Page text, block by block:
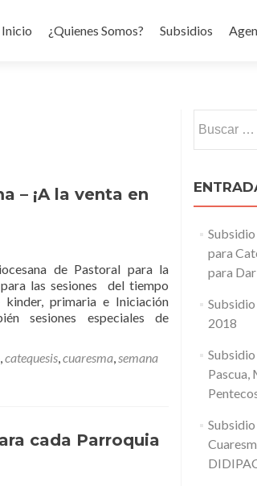
al
Inicio ¿Quienes Somos? Subsidios
– ¡A la venta en
de Pastoral para la
las sesiones del tiempo
kinder, primaria e Iniciación
sesiones especiales de
,catequesis,cuaresma,semana
cada Parroquia
para
para
Subsidio
2018
Pascua,
Subsidio